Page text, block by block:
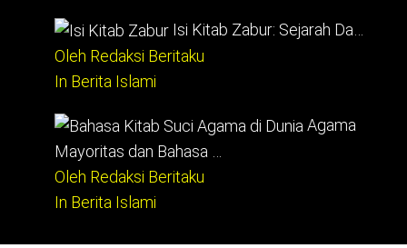
Isi Kitab Zabur: Sejarah Da…
Oleh Redaksi Beritaku
In Berita Islami
Agama
Mayoritas dan Bahasa …
Oleh Redaksi Beritaku
In Berita Islami